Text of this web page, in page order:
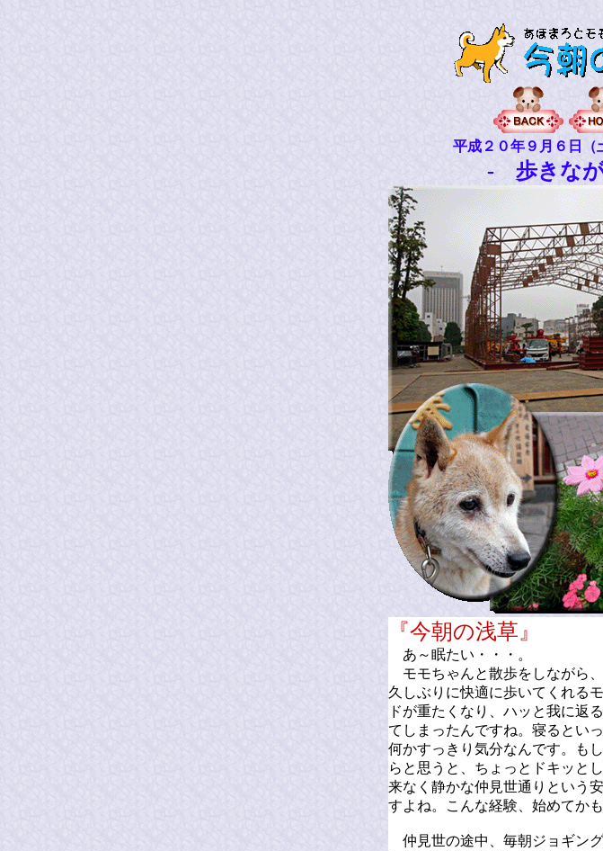
平成２０年９月６日（
- 歩きな
『今朝の浅草』
あ～眠たい・・・。
モモちゃんと散歩をしながら
久しぶりに快適に歩いてくれる
ドが重たくなり、ハッと我に返
てしまったんですね。寝るとい
何かすっきり気分なんです。も
らと思うと、ちょっとドキッと
来なく静かな仲見世通りという
すよね。こんな経験、始めてかも
仲見世の途中、毎朝ジョギン